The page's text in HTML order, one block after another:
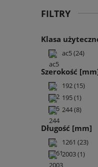
FILTRY
Klasa
ac5(24)
Szerokość
192(15)
195(1)
244(8)
Długość [mm]
1261 (23)
2003(1)